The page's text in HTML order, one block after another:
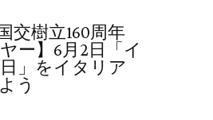
交樹立160周年
ー】6月2日「イ
」をイタリア
う